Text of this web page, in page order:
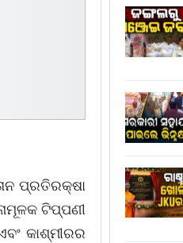
ପ୍ରତିରକ୍ଷା
ଟିପ୍ପଣୀ
କାଶ୍ମୀରର